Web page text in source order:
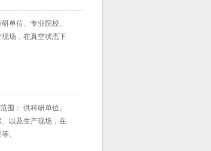
单位、专业院校、
场，在真空状态下
围： 供科研单位、
以及生产现场，在
。